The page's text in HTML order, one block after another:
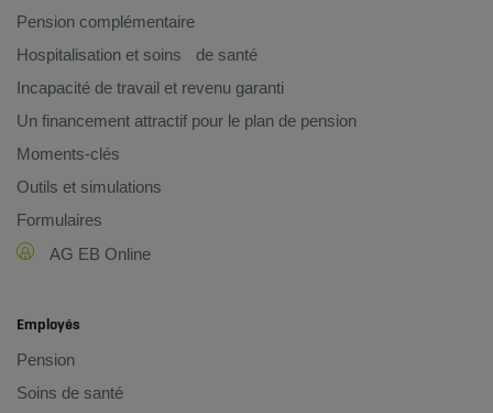
Pension complémentaire
Hospitalisation et soins de santé
Incapacité de travail et revenu garanti
Un financement attractif pour le plan de pension
Moments-clés
Outils et simulations
Formulaires
AG EB Online
Employés
Pension
Soins de santé